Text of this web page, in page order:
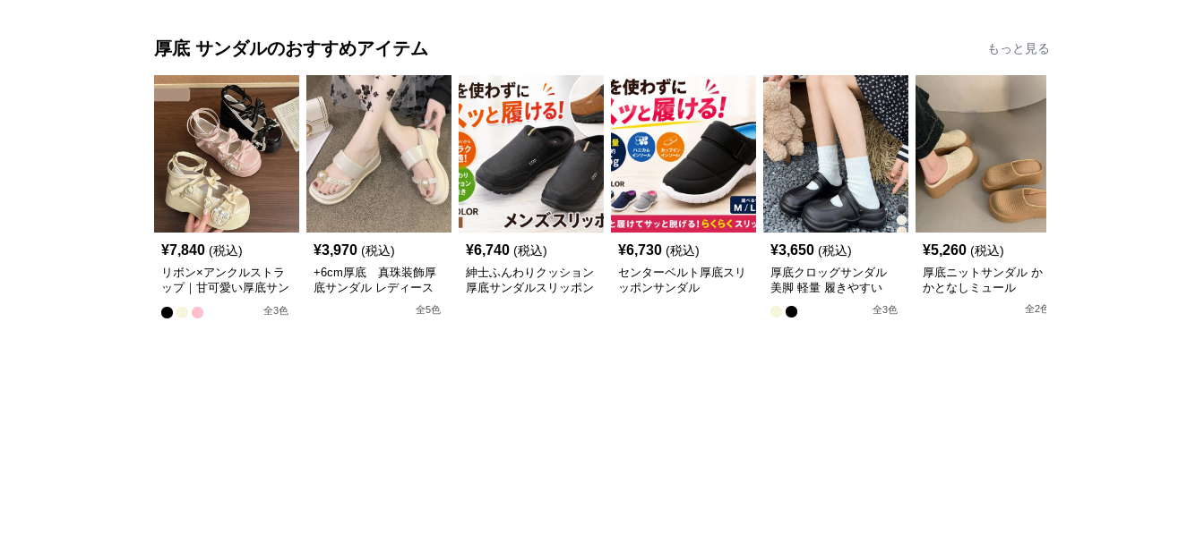
厚底 サンダルのおすすめアイテム もっと見る
¥7,840 (税込)
リボン×アンクルストラ
ップ｜甘可愛い厚底サン
全3色
¥3,970 (税込)
+6cm厚底 真珠装飾厚
底サンダル レディース
全5色
¥6,740 (税込)
紳士ふんわりクッション
厚底サンダルスリッポン
¥6,730 (税込)
センターベルト厚底スリ
ッポンサンダル
¥3,650 (税込)
厚底クロッグサンダル
美脚 軽量 履きやすい
全3色
¥5,260 (税込)
厚底ニットサンダル か
かとなしミュール
全2色